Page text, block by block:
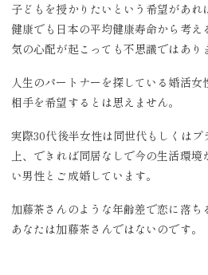
子どもを授かりたいという希望があ
健康でも日本の平均健康寿命から考
気の心配が起こっても不思議ではあり
人生のパートナーを探している婚活
相手を希望するとは思えません。
実際30代後半女性は同世代もしくは
上、できれば同居なしで今の生活環
い男性とご成婚しています。
加藤茶さんのような年齢差で恋に落ち
あなたは加藤茶さんではないのです。